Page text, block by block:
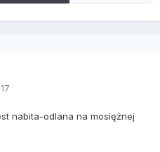
nabita-odlana na mosiężnej